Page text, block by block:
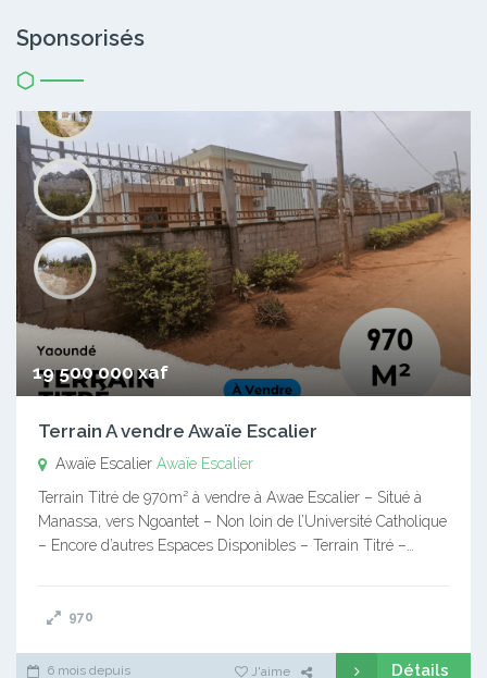
Sponsorisés
19 500 000 xaf
Terrain A vendre Awaïe Escalier
Awaïe Escalier Awaïe Escalier
Terrain Titré de 970m² à vendre à Awae Escalier – Situé à
Manassa, vers Ngoantet – Non loin de l’Université Catholique
– Encore d’autres Espaces Disponibles – Terrain Titré –…
970
6 mois depuis J'aime Détails